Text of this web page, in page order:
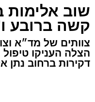
קשה ברובע
צוותים של מד״א
הצלה העניקו
דקירות ברחוב נתן